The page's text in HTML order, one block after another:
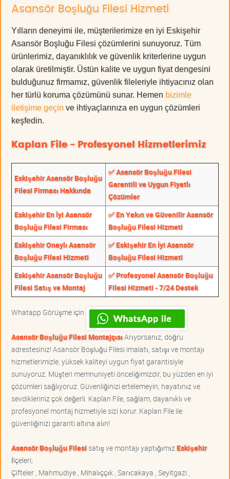
Asansör Boşluğu Filesi Hizmeti
Yılların deneyimi ile, müşterilerimize en iyi Eskişehir
Asansör Boşluğu Filesi çözümlerini sunuyoruz. Tüm
ürünlerimiz, dayanıklılık ve güvenlik kriterlerine uygun
olarak üretilmiştir. Üstün kalite ve uygun fiyat dengesini
bulduğunuz firmamız, güvenlik fileleriyle ihtiyacınız olan
her türlü koruma çözümünü sunar. Hemen bizimle
iletişime geçin ve ihtiyaçlarınıza en uygun çözümleri
keşfedin.
Kaplan File - Profesyonel Hizmetlerimiz
Eskişehir Asansör Boşluğu
Filesi Firması Hakkında
✅ Asansör Boşluğu Filesi
Garantili ve Uygun Fiyatlı
Çözümler
Eskişehir En İyi Asansör
Boşluğu Filesi Firması
✅ En Yakın ve Güvenilir Asansör
Boşluğu Filesi Hizmeti
Eskişehir Onaylı Asansör
Boşluğu Filesi Hizmeti
✅ Eskişehir En İyi Asansör
Boşluğu Filesi Hizmeti
Eskişehir Asansör Boşluğu
Filesi Satış ve Montaj
✅ Profesyonel Asansör Boşluğu
Filesi Hizmeti - 7/24 Destek
Whatapp Görüşme için
Asansör Boşluğu Filesi MontajçısıArıyorsanız, doğru
adrestesiniz! Asansör Boşluğu Filesi imalatı, satışı ve montajı
hizmetlerimizle, yüksek kaliteyi uygun fiyat garantisiyle
sunuyoruz. Müşteri memnuniyeti önceliğimizdir, bu yüzden en iyi
çözümleri sağlıyoruz. Güvenliğinizi ertelemeyin, hayatınız ve
sevdikleriniz çok değerli. Kaplan File, sağlam, dayanıklı ve
profesyonel montaj hizmetiyle sizi korur. Kaplan File ile
güvenliğinizi garanti altına alın!
Asansör Boşluğu Filesisatış ve montajı yaptığımız Eskişehir
İlçeleri;
Çifteler , Mahmudiye , Mihalıççık , Sarıcakaya , Seyitgazi ,